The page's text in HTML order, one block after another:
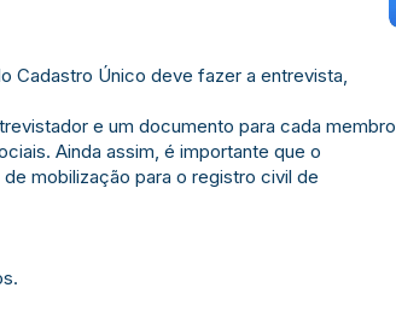
Cadastro Único deve fazer a entrevista,
e um documento para cada membro
Ainda assim, é importante que o
mobilização para o registro civil de